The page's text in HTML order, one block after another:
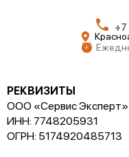
РЕКВИЗИТЫ
ООО «Сервис Эксперт»
ИНН: 7748205931
ОГРН: 5174920485713